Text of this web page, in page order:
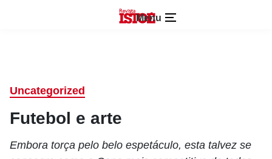
Menu
Uncategorized
Futebol e arte
Embora torça pelo belo espetáculo, esta talvez se